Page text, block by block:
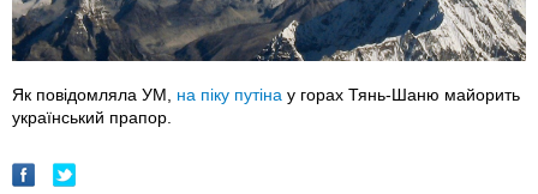
Як повідомляла УМ, на піку путіна у горах Тянь-Шаню майорить
український прапор.